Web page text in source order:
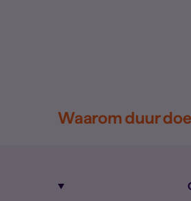
Waarom duur